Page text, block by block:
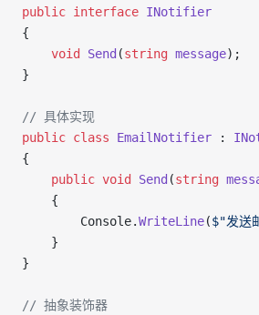
public interface INotifier
{
    void
Send (string message);
}
// 具体实现
public class EmailNotifier :
{
    public
void Send (string
    {
        Console.
WriteLine($"发送
    }
}
// 抽象装饰器